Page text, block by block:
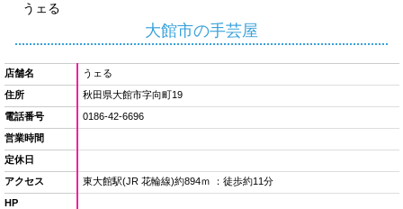
うェる
大館市の手芸屋
店舗名
うェる
住所
秋田県大館市字向町19
電話番号
0186-42-6696
営業時間
定休日
アクセス
東大館駅(JR 花輪線)約894ｍ ：徒歩約11分
HP